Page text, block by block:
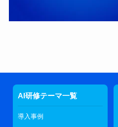
AI研修テーマ一覧
導入事例